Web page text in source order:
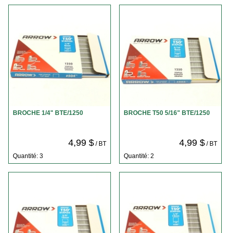
BROCHE 1/4" BTE/1250
4,99 $/ BT
Quantité: 3
BROCHE T50 5/16" BTE/1250
4,99 $/ BT
Quantité: 2